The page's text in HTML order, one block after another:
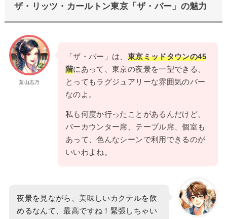
ザ・リッツ・カールトン東京「ザ・バー」の魅力
葉山志乃
「ザ・バー」は、 東京ミッドタウンの45
階にあって、東京の夜景を一望できる、
とってもラグジュアリーな雰囲気のバー
なのよ。
私も何度か行ったことがあるんだけど、
バーカウンター席、テーブル席、個室も
あって、色んなシーンで利用できるのが
いいわよね。
夜景を見ながら、美味しいカクテルを飲
めるなんて、最高ですね！緊張しちゃい